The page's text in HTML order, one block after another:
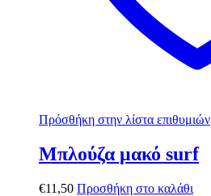
Πρόσθήκη στην λίστα επιθυμιών
Μπλούζα μακό surf
€11,50 Προσθήκη στο καλάθι